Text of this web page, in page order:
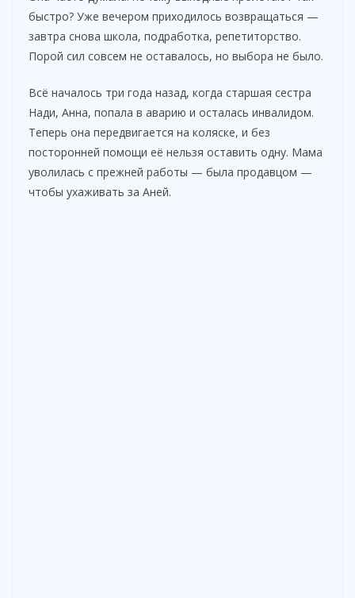
быстро? Уже вечером приходилось возвращаться —
завтра снова школа, подработка, репетиторство.
Порой сил совсем не оставалось, но выбора не было.
Всё началось три года назад, когда старшая сестра
Нади, Анна, попала в аварию и осталась инвалидом.
Теперь она передвигается на коляске, и без
посторонней помощи её нельзя оставить одну. Мама
уволилась с прежней работы — была продавцом —
чтобы ухаживать за Аней.